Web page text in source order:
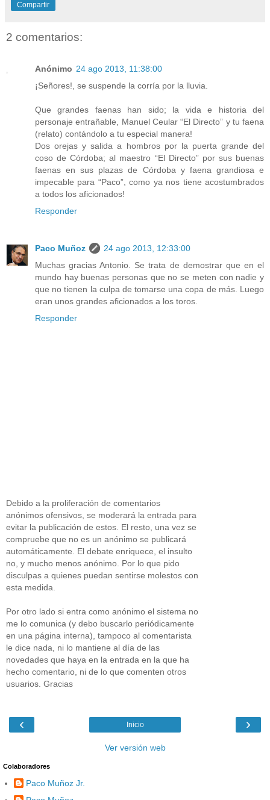
Compartir
2 comentarios:
Anónimo 24 ago 2013, 11:38:00
¡Señores!, se suspende la corría por la lluvia.
Que grandes faenas han sido; la vida e historia del
personaje entrañable, Manuel Ceular “El Directo” y tu faena
(relato) contándolo a tu especial manera!
Dos orejas y salida a hombros por la puerta grande del
coso de Córdoba; al maestro “El Directo” por sus buenas
faenas en sus plazas de Córdoba y faena grandiosa e
impecable para “Paco”, como ya nos tiene acostumbrados
a todos los aficionados!
Responder
Paco Muñoz
24 ago 2013, 12:33:00
Muchas gracias Antonio. Se trata de demostrar que en el
mundo hay buenas personas que no se meten con nadie y
que no tienen la culpa de tomarse una copa de más. Luego
eran unos grandes aficionados a los toros.
Responder
Debido a la proliferación de comentarios
anónimos ofensivos, se moderará la entrada para
evitar la publicación de estos. El resto, una vez se
compruebe que no es un anónimo se publicará
automáticamente. El debate enriquece, el insulto
no, y mucho menos anónimo. Por lo que pido
disculpas a quienes puedan sentirse molestos con
esta medida.
Por otro lado si entra como anónimo el sistema no
me lo comunica (y debo buscarlo periódicamente
en una página interna), tampoco al comentarista
le dice nada, ni lo mantiene al día de las
novedades que haya en la entrada en la que ha
hecho comentario, ni de lo que comenten otros
usuarios. Gracias
‹ ›
Inicio
Ver versión web
Colaboradores
Paco Muñoz Jr.